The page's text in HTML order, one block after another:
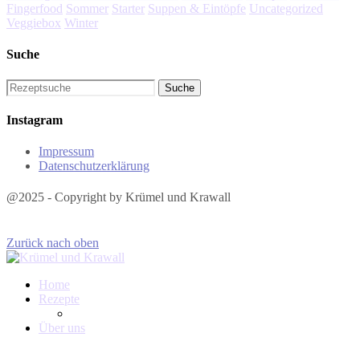
Fingerfood Sommer Starter Suppen & Eintöpfe Uncategorized
Veggiebox Winter
Suche
Instagram
Impressum
Datenschutzerklärung
@2025 - Copyright by Krümel und Krawall
Zurück nach oben
Home
Rezepte
Über uns